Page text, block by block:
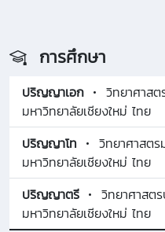
การศึกษา
ปริญญาเอก
วิทยาศาส
มหาวิทยาลัยเชียงใหม่ ไทย
ปริญญาโท
วิทยาศาสต
มหาวิทยาลัยเชียงใหม่ ไทย
ปริญญาตรี
วิทยาศาสต
มหาวิทยาลัยเชียงใหม่ ไทย